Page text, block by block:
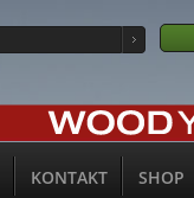
KONTAKT SHOP